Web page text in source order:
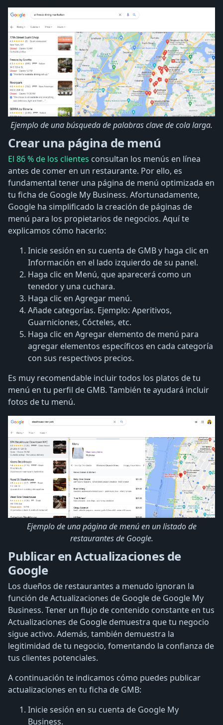
Ejemplo de una búsqueda de palabras clave de cola larga.
Crear una página de menú
El 86 % de los clientes consultan los menús en línea
antes de comer en un restaurante. Por ello, es
fundamental tener una página de menú optimizada en
tu ficha de Google My Business. Afortunadamente,
Google ha simplificado la creación de páginas de
menú para los propietarios de negocios. Aquí te
explicamos cómo hacerlo:
Inicie sesión en su cuenta de GMB y haga clic en
Información en el lado izquierdo de su panel.
Haga clic en Menú, que aparecerá como un
tenedor y una cuchara.
Haga clic en Agregar menú.
Añade categorías. Ejemplo: Aperitivos,
Guarniciones, Cócteles, etc.
Haga clic en Agregar elemento de menú para
agregar elementos específicos en cada categoría
con sus respectivos precios.
Es muy recomendable incluir todos los platos de tu
menú en tu perfil de GMB. También te ayudará incluir
fotos de tu menú.
Ejemplo de una página de menú en un listado de
restaurantes de Google.
Publicar en Actualizaciones de
Google
Los dueños de restaurantes a menudo ignoran la
función de Actualizaciones de Google de Google My
Business. Tener un flujo de contenido constante en tus
Actualizaciones de Google demuestra que tu negocio
sigue activo. Además, también demuestra la
legitimidad de tu negocio, fomentando la confianza de
tus clientes potenciales.
A continuación te indicamos cómo puedes publicar
actualizaciones en tu ficha de GMB:
Inicie sesión en su cuenta de Google My
Business.